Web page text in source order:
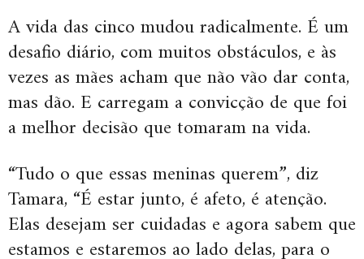
A vida das cinco mudou radicalmente. É um
desafio diário, com muitos obstáculos, e às
vezes as mães acham que não vão dar conta,
mas dão. E carregam a convicção de que foi
a melhor decisão que tomaram na vida.
“Tudo o que essas meninas querem”, diz
Tamara, “É estar junto, é afeto, é atenção.
Elas desejam ser cuidadas e agora sabem que
estamos e estaremos ao lado delas, para o